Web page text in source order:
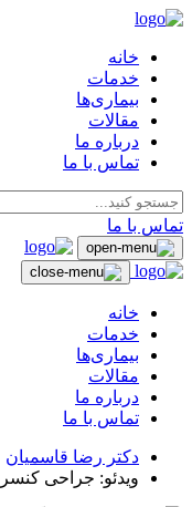
خانه
خدمات
بیماری‌ها
مقالات
درباره ما
تماس با ما
تماس با ما
خانه
خدمات
بیماری‌ها
مقالات
درباره ما
تماس با ما
دکتر رضا قاسمیان
ویدئو: جراحی